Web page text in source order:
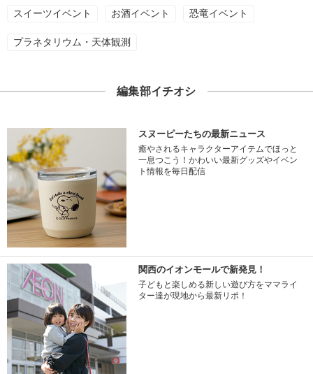
スイーツイベント お酒イベント 恐竜イベント
プラネタリウム・天体観測
編集部イチオシ
スヌーピーたちの最新ニュース
癒やされるキャラクターアイテムでほっと
一息つこう！かわいい最新グッズやイベン
ト情報を毎日配信
関西のイオンモールで新発見！
子どもと楽しめる新しい遊び方をママライ
ター達が現地から最新リポ！